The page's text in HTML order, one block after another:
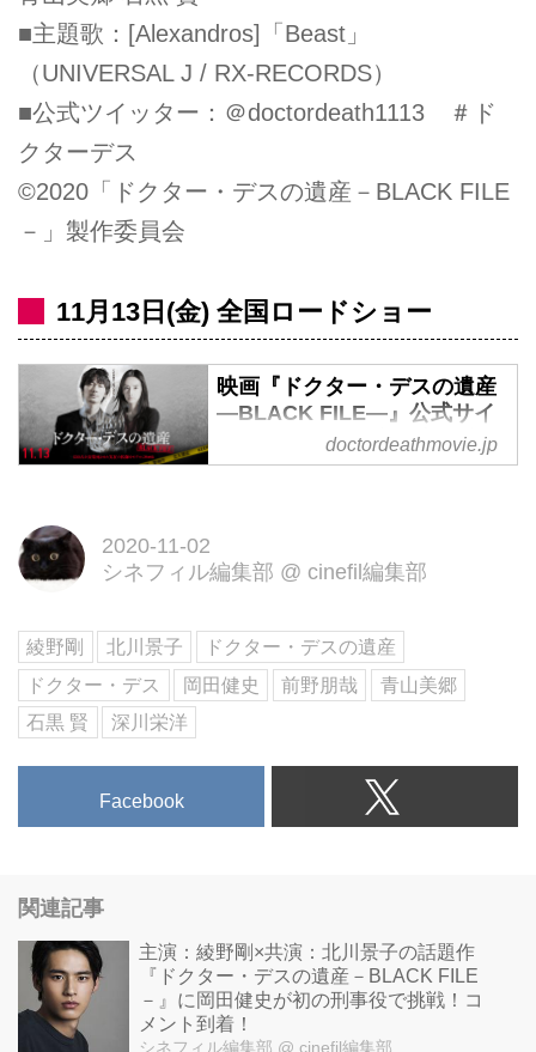
■主題歌：[Alexandros]「Beast」
（UNIVERSAL J / RX-RECORDS）
■公式ツイッター：＠doctordeath1113 ＃ド
クターデス
©2020「ドクター・デスの遺産－BLACK FILE
－」製作委員会
11月13日(金) 全国ロードショー
映画『ドクター・デスの遺産
―BLACK FILE―』公式サイ
ト。11月13日（金）全国公開
川景子共演！警視庁No.1コンビが
連続殺人犯ドクター・デスの謎に
挑む！
doctordeathmovie.jp
2020-11-02
シネフィル編集部 @ cinefil編集部
綾野剛 北川景子
ドクター・デスの遺産
ドクター・デス
岡田健史 前野朋哉
青山美郷
石黒 賢
深川栄洋
Facebook
関連記事
主演：綾野剛×共演：北川景子の話題作
『ドクター・デスの遺産－BLACK FILE
－』に岡田健史が初の刑事役で挑戦！コ
メント到着！
シネフィル編集部 @ cinefil編集部